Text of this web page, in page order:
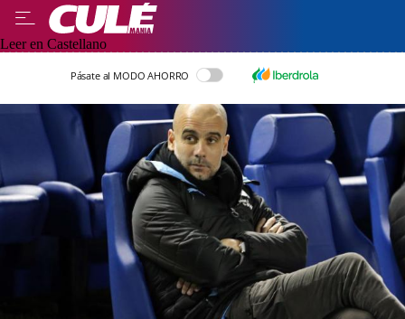
Leer en Castellano
Pásate al MODO AHORRO